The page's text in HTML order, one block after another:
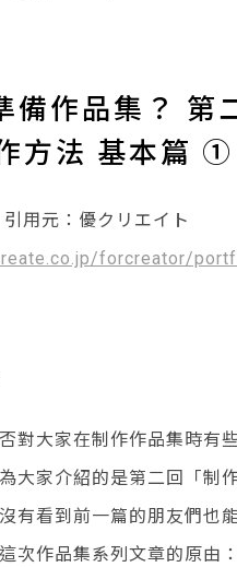
備作品集？ 第
方法 基本篇 ①
引用元：優クリエイト
forcreator/
對大家在制作作品集時有
大家介紹的是第二回「制
有看到前一篇的朋友們也
次作品集系列文章的原由